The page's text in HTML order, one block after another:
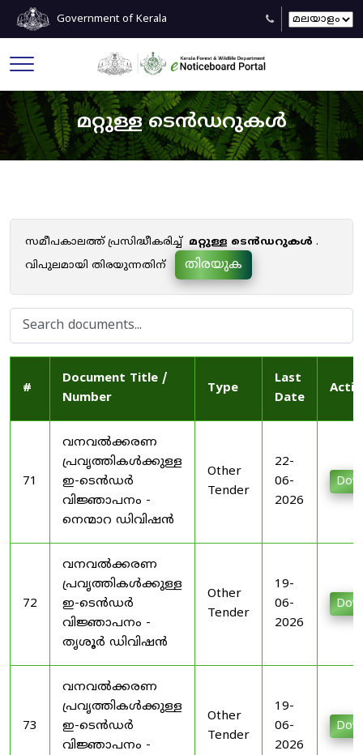
Government of Kerala
മറ്റുള്ള ടെൻഡറുകൾ
സമീപകാലത്ത് പ്രസിദ്ധീകരിച്ച് മറ്റുള്ള ടെൻഡറുകൾ .
വിപുലമായി തിരയുന്നതിന്
തിരയുക
#
Document Title /
Number
Type
Last
Date
71
വനവൽക്കരണ
പ്രവൃത്തികൾക്കുള്ള
ഇ-ടെൻഡർ
വിജ്ഞാപനം -
നെന്മാറ ഡിവിഷൻ
Other
Tender
22-
06-
2026
72
വനവൽക്കരണ
പ്രവൃത്തികൾക്കുള്ള
ഇ-ടെൻഡർ
വിജ്ഞാപനം -
തൃശൂർ ഡിവിഷൻ
Other
Tender
19-
06-
2026
73
വനവൽക്കരണ
പ്രവൃത്തികൾക്കുള്ള
ഇ-ടെൻഡർ
വിജ്ഞാപനം -
Other
Tender
19-
06-
2026